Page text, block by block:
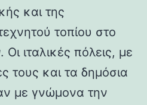
και της
τοπίου στο
ιταλικές πόλεις, με
τους και τα δημόσια
με γνώμονα την